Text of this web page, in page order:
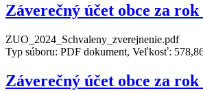
Záverečný účet obce za rok
ZUO_2024_Schvaleny_zverejnenie.pdf
Typ súboru: PDF dokument, Veľkosť:
Záverečný účet obce za rok